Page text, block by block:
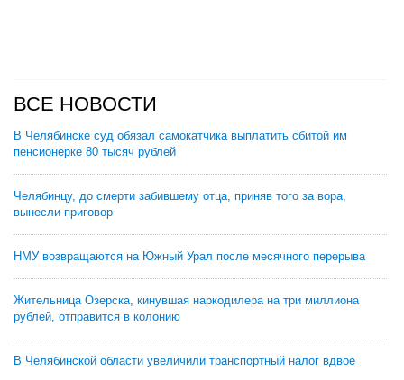
ВСЕ НОВОСТИ
В Челябинске суд обязал самокатчика выплатить сбитой им
пенсионерке 80 тысяч рублей
Челябинцу, до смерти забившему отца, приняв того за вора,
вынесли приговор
НМУ возвращаются на Южный Урал после месячного перерыва
Жительница Озерска, кинувшая наркодилера на три миллиона
рублей, отправится в колонию
В Челябинской области увеличили транспортный налог вдвое